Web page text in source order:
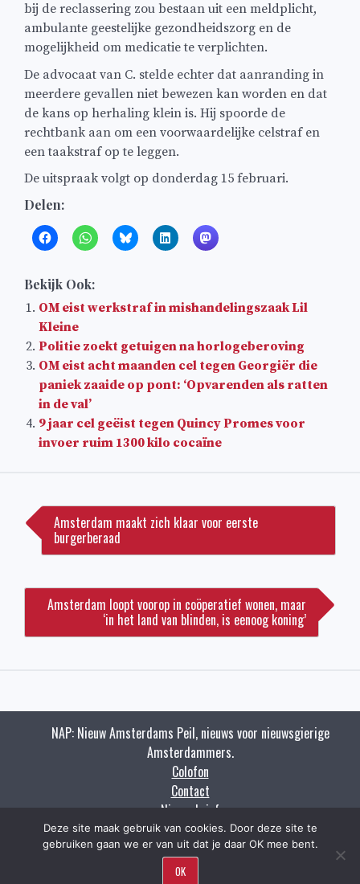
bij de reclassering zou bestaan uit een meldplicht,
ambulante geestelijke gezondheidszorg en de
mogelijkheid om medicatie te verplichten.
De advocaat van C. stelde echter dat aanranding in
meerdere gevallen niet bewezen kan worden en dat
de kans op herhaling klein is. Hij spoorde de
rechtbank aan om een voorwaardelijke celstraf en
een taakstraf op te leggen.
De uitspraak volgt op donderdag 15 februari.
Delen:
Bekijk Ook:
OM eist werkstraf in mishandelingszaak Lil
Kleine
Politie zoekt getuigen na horlogeberoving
OM eist acht maanden cel tegen Georgiër die
paniek zaaide op pont: ‘Opvarenden als ratten
in de val’
9 jaar cel geëist tegen Quincy Promes voor
invoer ruim 1300 kilo cocaïne
navigatie
Amsterdam maakt zich klaar voor eerste
burgerberaad
Amsterdam loopt voorop in coöperatief wonen, maar
‘in het land van blinden, is eenoog koning’
NAP: Nieuw Amsterdams Peil, nieuws voor nieuwsgierige
Amsterdammers.
Colofon
Contact
Nieuwsbrief
Zoeken
Copyright napnieuws.nl 2009 - 2021.
Deze site maak gebruik van cookies. Door deze site te
gebruiken gaan we er van uit dat je daar OK mee bent.
OK